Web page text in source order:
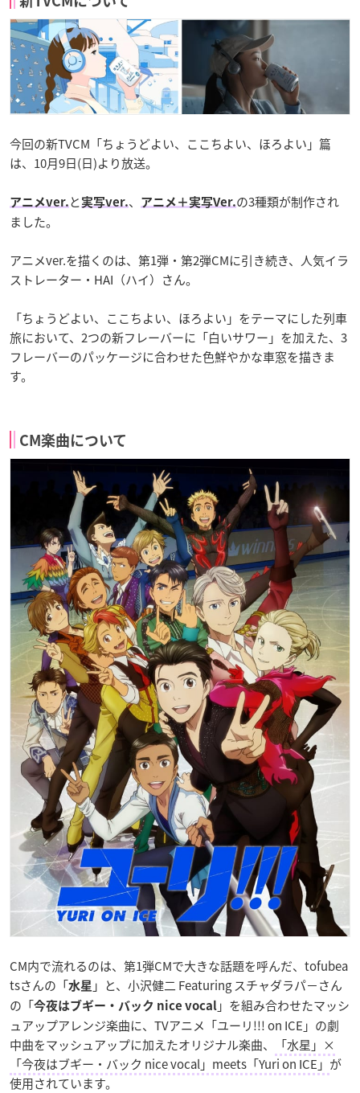
今回の新TVCM「ちょうどよい、ここちよい、ほろよい」篇
は、10月9日(日)より放送。
アニメver. と 実写ver.、 アニメ＋実写Ver.の3種類が制作され
ました。
アニメver.を描くのは、第1弾・第2弾CMに引き続き、人気イラ
ストレーター・HAI（ハイ）さん。
「ちょうどよい、ここちよい、ほろよい」をテーマにした列車
旅において、2つの新フレーバーに「白いサワー」を加えた、3
フレーバーのパッケージに合わせた色鮮やかな車窓を描きま
す。
CM楽曲について
CM内で流れるのは、第1弾CMで大きな話題を呼んだ、tofubea
tsさんの「水星 」と、小沢健二 Featuring スチャダラパ－さん
の「今夜はブギー・バック nice vocal
」を組み合わせたマッシ
ュアップアレンジ楽曲に、TVアニメ「ユーリ!!! on ICE」の劇
中曲をマッシュアップに加えたオリジナル楽曲、
「水星」×
「今夜はブギー・バック nice vocal」meets「Yuri on ICE」 が
使用されています。